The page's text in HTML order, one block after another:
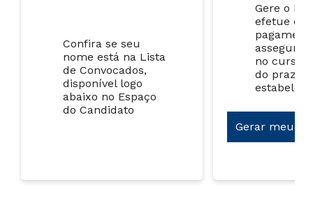
Confira se seu
nome está na Lista
de Convocados,
disponível logo
abaixo no Espaço
do Candidato
Gere o
efetue o
assegurar
no curso,
do prazo
Gerar meu